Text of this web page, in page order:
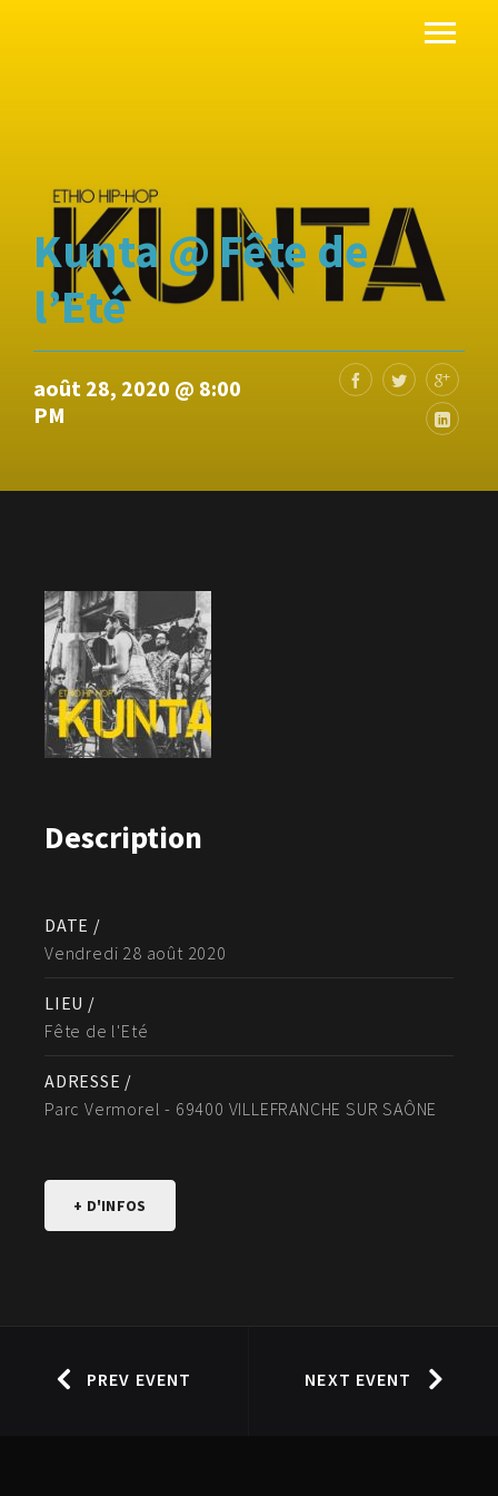
Kunta @ Fête de
l’Eté
août 28, 2020 @ 8:00
PM
Description
DATE /
Vendredi 28 août 2020
LIEU /
Fête de l'Eté
ADRESSE /
Parc Vermorel - 69400 VILLEFRANCHE SUR SAÔNE
+ D'INFOS
PREV EVENT NEXT EVENT